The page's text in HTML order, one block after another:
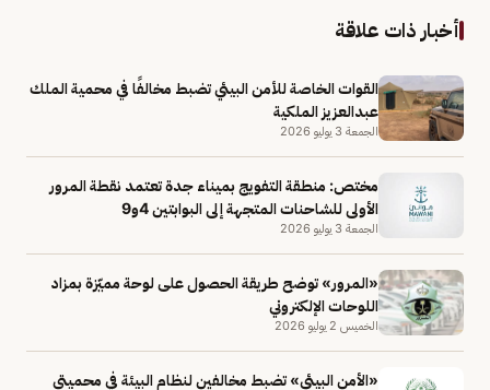
أخبار ذات علاقة
القوات الخاصة للأمن البيئي تضبط مخالفًا في محمية الملك
عبدالعزيز الملكية
الجمعة 3 يوليو 2026
مختص: منطقة التفويج بميناء جدة تعتمد نقطة المرور
الأولى للشاحنات المتجهة إلى البوابتين 4و9
الجمعة 3 يوليو 2026
«المرور» توضح طريقة الحصول على لوحة مميّزة بمزاد
اللوحات الإلكتروني
الخميس 2 يوليو 2026
«الأمن البيئي» تضبط مخالفين لنظام البيئة في محميتي